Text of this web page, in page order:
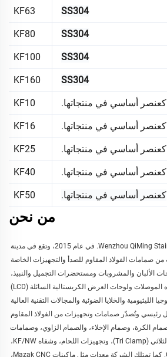
SS304
KF63
SS304
KF80
SS304
KF100
SS304
KF160
كعنصر أساسي في منتجاتها. KF10
كعنصر أساسي في منتجاتها. KF16
كعنصر أساسي في منتجاتها. KF25
كعنصر أساسي في منتجاتها. KF40
كعنصر أساسي في منتجاتها. KF50
من نحن